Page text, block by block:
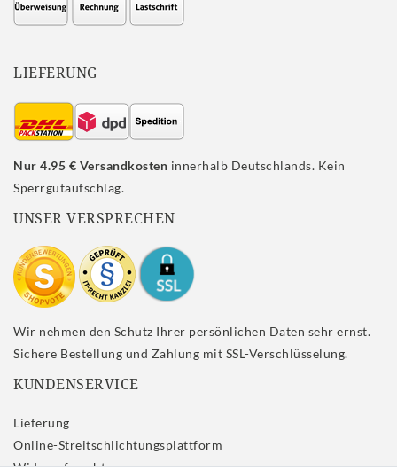
LIEFERUNG
Nur 4.95 € Versandkosten innerhalb Deutschlands. Kein
Sperrgutaufschlag.
UNSER VERSPRECHEN
Wir nehmen den Schutz Ihrer persönlichen Daten sehr ernst.
Sichere Bestellung und Zahlung mit SSL-Verschlüsselung.
KUNDENSERVICE
Lieferung
Online-Streitschlichtungsplattform